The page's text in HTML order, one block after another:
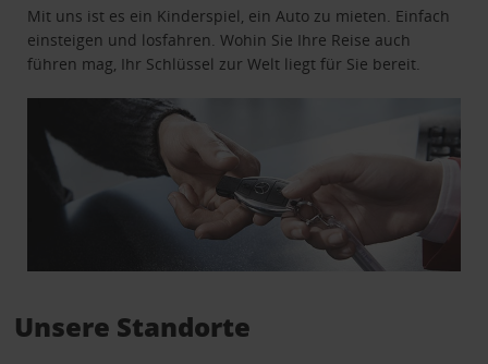
Mit uns ist es ein Kinderspiel, ein Auto zu mieten. Einfach
einsteigen und losfahren. Wohin Sie Ihre Reise auch
führen mag, Ihr Schlüssel zur Welt liegt für Sie bereit.
Unsere Standorte